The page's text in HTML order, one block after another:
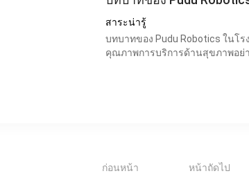
สาระน่ารู้
บทบาทของ Pudu Robotics ใน
คุณภาพการบริการด้านสุขภาพอย่
ก่อนหน้า หน้าถัดไป